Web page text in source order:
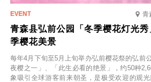
青
青森县弘前公园「冬季樱花灯光
季樱花美景
每年4月下旬至5月上旬举办弘前樱花祭的弘前
夜樱之一」、「此生必看的绝景」，约50种
象吸引全球游客前来朝圣，是极受欢迎的观